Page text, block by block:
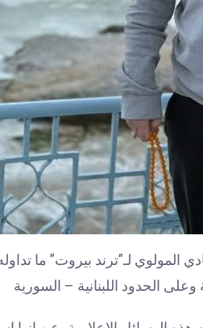
لـ”ترند بيروت” ما تداوله
الحدود اللبنانية – السورية